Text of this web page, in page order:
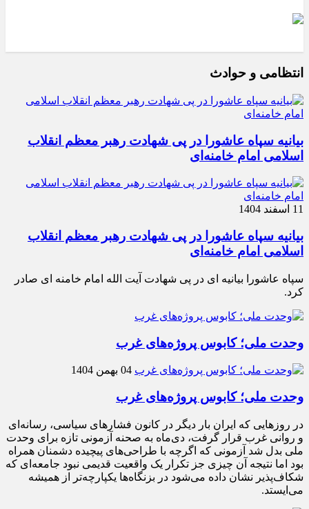
انتظامی و حوادث
بیانیه سپاه عاشورا در پی شهادت رهبر معظم انقلاب
اسلامی امام خامنه‌ای
11 اسفند 1404
بیانیه سپاه عاشورا در پی شهادت رهبر معظم انقلاب
اسلامی امام خامنه‌ای
سپاه عاشورا بیانیه ای در پی شهادت آیت الله امام خامنه ای صادر
کرد.
وحدت ملی؛ کابوس پروژه‌های غرب
04 بهمن 1404
وحدت ملی؛ کابوس پروژه‌های غرب
در روزهایی که ایران بار دیگر در کانون فشارهای سیاسی، رسانه‌ای
و روانی غرب قرار گرفت، دی‌ماه به صحنه آزمونی تازه برای وحدت
ملی بدل شد آزمونی که اگرچه با طراحی‌های پیچیده دشمنان همراه
بود اما نتیجه آن چیزی جز تکرار یک واقعیت قدیمی نبود جامعه‌ای که
شکاف‌پذیر نشان داده می‌شود در بزنگاه‌ها یکپارچه‌تر از همیشه
می‌ایستد.